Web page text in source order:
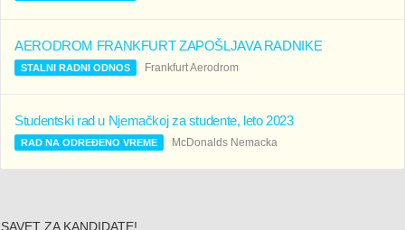
AERODROM FRANKFURT ZAPOŠLJAVA RADNIKE
STALNI RADNI ODNOS Frankfurt Aerodrom
Studentski rad u Njemačkoj za studente, leto 2023
RAD NA ODREĐENO VREME McDonalds Nemacka
SAVET ZA KANDIDATE!